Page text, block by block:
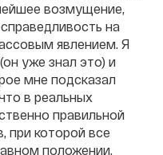
возмущение,
на
явлением. Я
уже знал это) и
мне подсказал
в реальных
правильной
при которой все
положении,